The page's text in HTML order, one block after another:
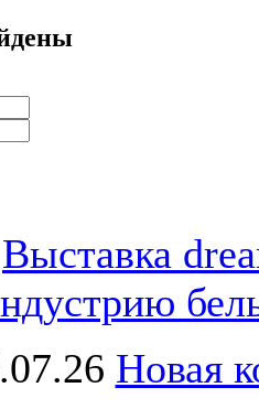
Выставка
Новая